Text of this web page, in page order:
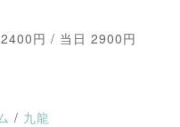
円 / 当日 2900円
/ 九龍